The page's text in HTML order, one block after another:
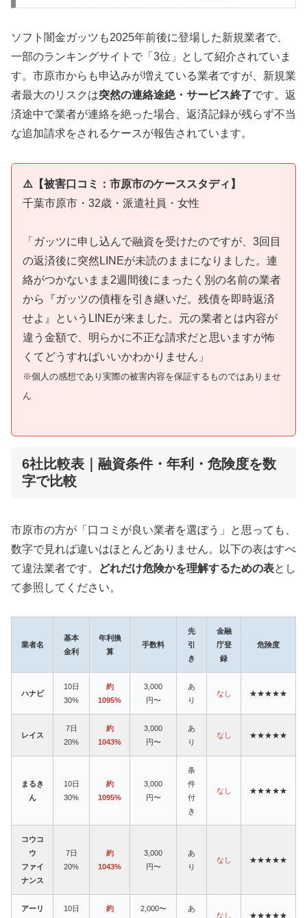
ソフト闇金ガッツも2025年前後に登場した新規業者で、
一部のランキングサイトで「3位」として紹介されていま
す。市原市からも申込みが増えている業者ですが、新規業
者最大のリスクは突然の連絡途絶・サービス終了です。返
済途中で業者が連絡を絶った場合、返済記録が残らず不当
な追加請求をされるケースが報告されています。
⚠️【被害口コミ：市原市のケーススタディ】
千葉市原市・32歳・派遣社員・女性
「ガッツに申し込んで融資を受けたのですが、3回目
の返済後に突然LINEが未読のままになりました。連
絡がつかないまま2週間後にまったく別の名前の業者
から『ガッツの債権を引き継いだ。残債を即時返済
せよ』というLINEが来ました。元の業者とは内容が
違う金額で、明らかに不正な請求だと思いますが怖
くてどうすればいいかわかりません」
※個人の感想であり実際の被害内容を保証するものではありませ
ん
6社比較表｜融資条件・年利・危険度を数
字で比較
市原市の方が「口コミが良い業者を選ぼう」と思っても、
数字で見れば違いはほとんどありません。以下の表はすべ
て違法業者です。
どれだけ危険かを理解するための表とし
て参照してください。
業者名
基本
金利
年利換
算
手数料
先
引
き
金融
庁登
録
危険度
ハナビ
10日
30%
約
1095%
3,000
円〜
あ
り
なし ★★★★★
レイス
7日
20%
約
1043%
3,000
円〜
あ
り
なし ★★★★★
まるき
ん
10日
30%
約
1095%
3,000
円〜
条
件
付
き
なし ★★★★★
コウコ
ウ
ファイ
ナンス
7日
20%
約
1043%
3,000
円〜
あ
り
なし ★★★★★
アーリ
10日
約
2,000〜
あ
なし ★★★★★